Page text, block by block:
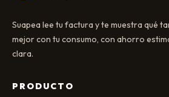
Suapea lee tu factura y te muestra qué
mejor con tu consumo, con ahorro
clara.
PRODUCTO